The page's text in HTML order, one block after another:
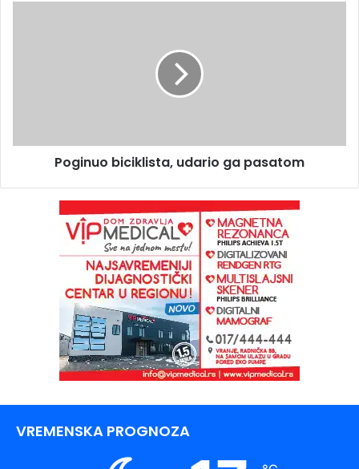
Poginuo biciklista, udario ga pasatom
VREMENSKA PROGNOZA